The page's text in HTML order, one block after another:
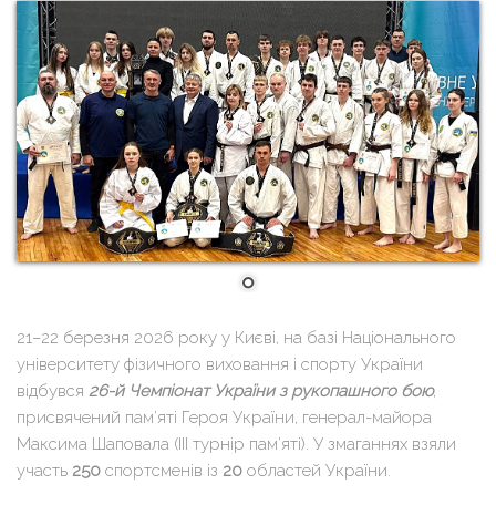
21–22 березня 2026 року у Києві, на базі Національного
університету фізичного виховання і спорту України
відбувся 26-й Чемпіонат України з рукопашного бою,
присвячений пам’яті Героя України, генерал-майора
Максима Шаповала (III турнір пам’яті). У змаганнях взяли
участь 250 спортсменів із 20 областей України.